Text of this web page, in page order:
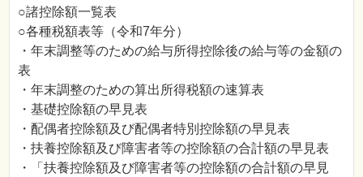
○諸控除額一覧表
○各種税額表等（令和7年分）
・年末調整等のための給与所得控除後の給与等の金額の
表
・年末調整のための算出所得税額の速算表
・基礎控除額の早見表
・配偶者控除額及び配偶者特別控除額の早見表
・扶養控除額及び障害者等の控除額の合計額の早見表
・「扶養控除額及び障害者等の控除額の合計額の早見